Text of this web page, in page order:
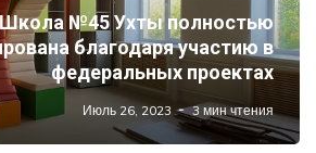
Школа №45 Ухты полностью
благодаря участию в
федеральных проектах
Июль 26, 2023 3 мин чтения